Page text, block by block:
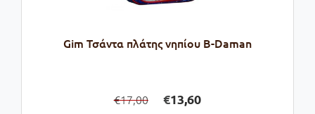
Gim Τσάντα πλάτης νηπίου B-Daman
€17,00
price
€13,60τρέχουσα